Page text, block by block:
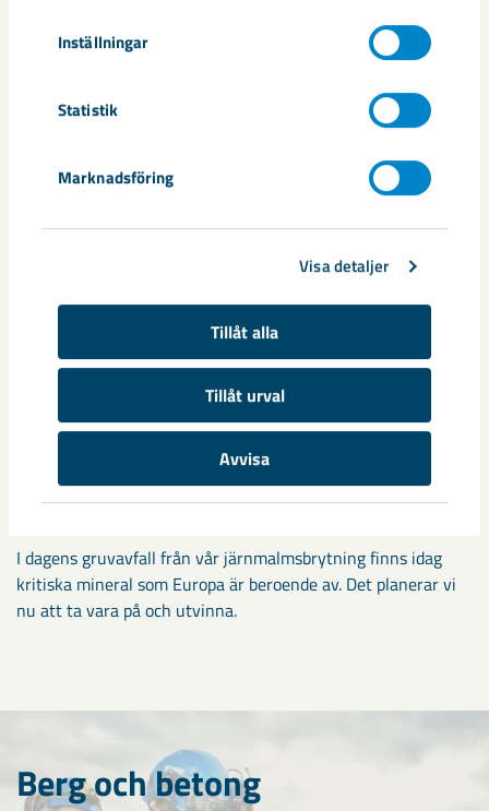
Inställningar
Statistik
Marknadsföring
Visa detaljer
Tillåt alla
Tillåt urval
Avvisa
Gypsol
Flytande, självkomprimperande anhydrit screed binder med
ett flertal användningsområden.
Kritiska mineral
I dagens gruvavfall från vår järnmalmsbrytning finns idag
kritiska mineral som Europa är beroende av. Det planerar vi
nu att ta vara på och utvinna.
Berg och betong